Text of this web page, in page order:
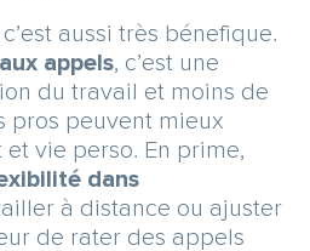
aussi très bénefique.
appels, c’est une
du travail et moins de
pros peuvent mieux
vie perso. En prime,
dans
à distance ou ajuster
de rater des appels